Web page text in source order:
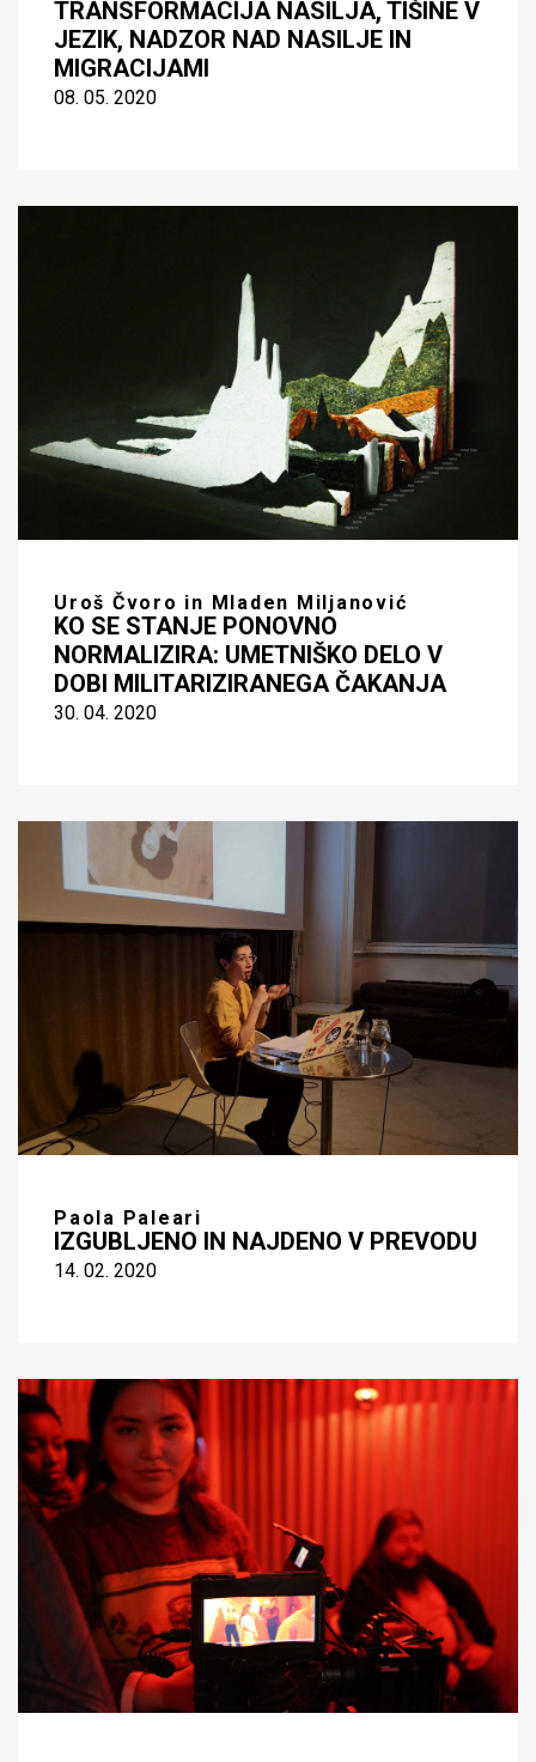
TRANSFORMACIJA NASILJA, TIŠINE V
JEZIK, NADZOR NAD NASILJE IN
MIGRACIJAMI
08. 05. 2020
Uroš Čvoro in Mladen Miljanović
KO SE STANJE PONOVNO
NORMALIZIRA: UMETNIŠKO DELO V
DOBI MILITARIZIRANEGA ČAKANJA
30. 04. 2020
Paola Paleari
IZGUBLJENO IN NAJDENO V PREVODU
14. 02. 2020